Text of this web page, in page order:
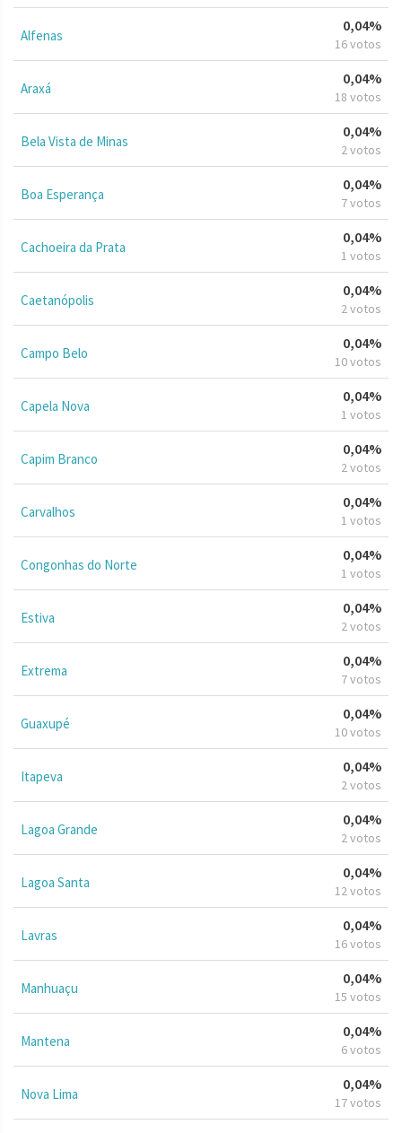
Alfenas
0,04%
16 votos
Araxá
0,04%
18 votos
Bela Vista de Minas
0,04%
2 votos
Boa Esperança
0,04%
7 votos
Cachoeira da Prata
0,04%
1 votos
Caetanópolis
0,04%
2 votos
Campo Belo
0,04%
10 votos
Capela Nova
0,04%
1 votos
Capim Branco
0,04%
2 votos
Carvalhos
0,04%
1 votos
Congonhas do Norte
0,04%
1 votos
Estiva
0,04%
2 votos
Extrema
0,04%
7 votos
Guaxupé
0,04%
10 votos
Itapeva
0,04%
2 votos
Lagoa Grande
0,04%
2 votos
Lagoa Santa
0,04%
12 votos
Lavras
0,04%
16 votos
Manhuaçu
0,04%
15 votos
Mantena
0,04%
6 votos
Nova Lima
0,04%
17 votos